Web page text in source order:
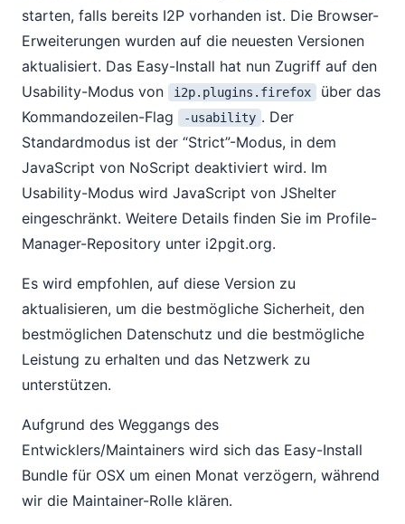
starten, falls bereits I2P vorhanden ist. Die Browser-
Erweiterungen wurden auf die neuesten Versionen
aktualisiert. Das Easy-Install hat nun Zugriff auf den
Usability-Modus von
i2p.plugins.firefox
über das
Kommandozeilen-Flag
-usability . Der
Standardmodus ist der “Strict”-Modus, in dem
JavaScript von NoScript deaktiviert wird. Im
Usability-Modus wird JavaScript von JShelter
eingeschränkt. Weitere Details finden Sie im Profile-
Manager-Repository unter i2pgit.org.
Es wird empfohlen, auf diese Version zu
aktualisieren, um die bestmögliche Sicherheit, den
bestmöglichen Datenschutz und die bestmögliche
Leistung zu erhalten und das Netzwerk zu
unterstützen.
Aufgrund des Weggangs des
Entwicklers/Maintainers wird sich das Easy-Install
Bundle für OSX um einen Monat verzögern, während
wir die Maintainer-Rolle klären.